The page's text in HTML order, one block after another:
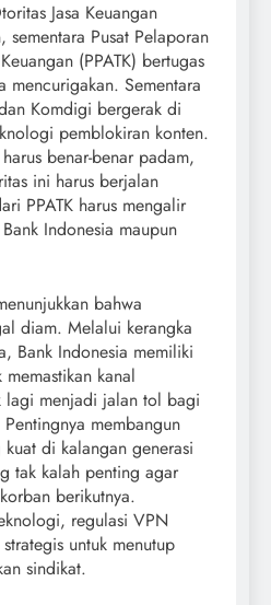
Jasa Keuangan
sementara Pusat Pelaporan
(PPATK) bertugas
mencurigakan. Sementara
Komdigi bergerak di
pemblokiran konten.
benar-benar padam,
ini harus berjalan
PPATK harus mengalir
Indonesia maupun
bahwa
diam. Melalui kerangka
Bank Indonesia memiliki
kanal
lagi menjadi jalan tol bagi
membangun
di kalangan generasi
tak kalah penting agar
berikutnya.
regulasi VPN
untuk menutup
sindikat.